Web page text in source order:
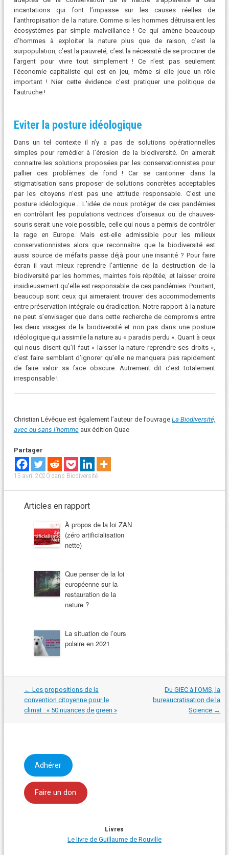
incantations qui font l’impasse sur les causes réelles de
l’anthropisation de la nature. Comme si les hommes détruisaient les
écosystèmes par simple malveillance ! Ce qui amène beaucoup
d’hommes à exploiter la nature plus que de raison, c’est la
surpopulation, c’est la pauvreté, c’est la nécessité de se procurer de
l’argent pour vivre tout simplement ! Ce n’est pas seulement
l’économie capitaliste qui est en jeu, même si elle joue un rôle
important ! Nier cette évidence c’est pratiquer une politique de
l’autruche !
Eviter la posture idéologique
Dans un tel contexte il n’y a pas de solutions opérationnelles
simples pour remédier à l’érosion de la biodiversité. On aimerait
connaitre les solutions proposées par les conservationnistes pour
pallier ces problèmes de fond ! Car se cantonner dans la
stigmatisation sans proposer de solutions concrètes acceptables
par les citoyens n’est pas une attitude responsable. C’est une
posture idéologique… L’idée de nous protéger de ces pandémies
en contrôlant les populations vectrices d’oiseaux ou de chauves-
souris serait une voie possible, celle qui nous a permis de contrôler
la rage en Europe. Mais est-elle admissible pour les milieux
conservationnistes alors que reconnaître que la biodiversité est
aussi source de méfaits passe déjà pour une insanité ? Pour faire
écran il vaut mieux reprendre l’antienne de la destruction de la
biodiversité par les hommes, maintes fois répétée, et laisser croire
insidieusement qu’elle est responsable de ces pandémies. Pourtant,
beaucoup sont ceux qui aimeraient trouver des accommodements
entre préservation intégrale ou éradication. Notre rapport à la nature
ne peut s’envisager que dans cette recherche de compromis entre
les deux visages de la biodiversité et non pas dans une posture
idéologique qui assimile la nature au « paradis perdu ». Quant à ceux
qui nous disent qu’il faut « laisser la nature reprendre ses droits »,
c’est faire semblant d’ignorer qu’elle ne manquera pas rapidement
de faire valoir sa face obscure. Autrement dit c’est totalement
irresponsable !
Christian Lévêque est également l’auteur de l’ouvrageLa Biodiversité,
avec ou sans l’hommeaux édition Quae
Partager
15 avril 2020dans Biodiversité.
Articles en rapport
À propos de la loi ZAN
(zéro artificialisation
nette)
Que penser de la loi
européenne sur la
restauration de la
nature ?
La situation de l’ours
polaire en 2021
Navigation
dans
les
articles
← Les propositions de la
convention citoyenne pour le
climat : « 50 nuances de green »
Du GIEC à l’OMS, la
bureaucratisation de la
Science →
Adhérer
Faire un don
Livres
Le livre de Guillaume de Rouville